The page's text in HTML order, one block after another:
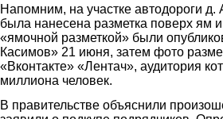
Напомним, на участке автодороги
была нанесена разметка поверх ям
«ямочной разметкой» были
Касимов» 21 июня, затем фото
«Вконтакте» «Лентач», аудитория
миллиона человек.
В правительстве объяснили